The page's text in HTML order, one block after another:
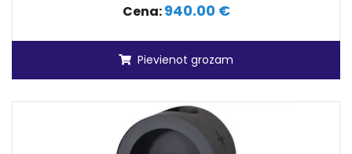
Cena:940.00 €
Pievienot grozam